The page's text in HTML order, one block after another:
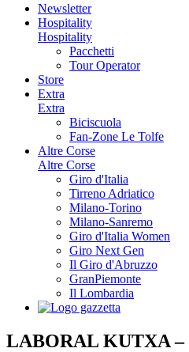
Newsletter
Hospitality
Hospitality
Pacchetti
Tour Operator
Store
Extra
Extra
Biciscuola
Fan-Zone Le Tolfe
Altre Corse
Altre Corse
Giro d'Italia
Tirreno Adriatico
Milano-Torino
Milano-Sanremo
Giro d'Italia Women
Giro Next Gen
Il Giro d'Abruzzo
GranPiemonte
Il Lombardia
LABORAL KUTXA –